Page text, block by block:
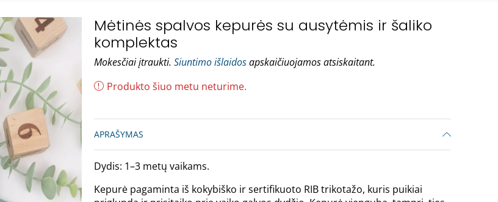
Mėtinės spalvos kepurės su ausytėmis ir šaliko
komplektas
Mokesčiai įtraukti. Siuntimo išlaidosapskaičiuojamos atsiskaitant.
Produkto šiuo metu neturime.
APRAŠYMAS
Dydis: 1–3 metų vaikams.
Kepurė pagaminta iš kokybiško ir sertifikuoto RIB trikotažo, kuris puikiai